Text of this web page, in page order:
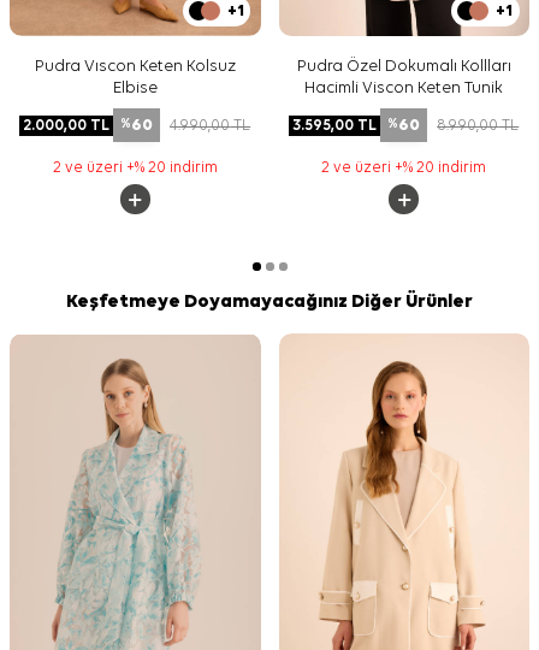
+1
Pudra Vıscon Keten Kolsuz
Elbise
2.000,00 TL %60 4.990,00TL
2 ve üzeri +% 20 indirim
+1
Pudra Özel Dokumalı Kollları
Hacimli Viscon Keten Tunik
3.595,00 TL %60 8.990,00TL
2 ve üzeri +% 20 indirim
Keşfetmeye Doyamayacağınız Diğer Ürünler